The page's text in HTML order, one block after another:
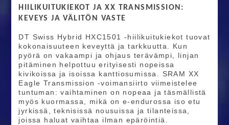
HIILIKUITUKIEKOT JA XX TRANSMISSION:
KEVEYS JA VÄLITÖN VASTE
DT Swiss Hybrid HXC1501 -hiilikuitukiekot tuovat
kokonaisuuteen keveyttä ja tarkkuutta. Kun
pyörä on vakaampi ja ohjaus terävämpi, linjan
pitäminen helpottuu erityisesti nopeissa
kivikoissa ja isoissa kanttiosumissa. SRAM XX
Eagle Transmission -voimansiirto viimeistelee
tuntuman: vaihtaminen on nopeaa ja täsmällistä
myös kuormassa, mikä on e-endurossa iso etu
jyrkissä, teknisissä nousuissa ja tilanteissa,
joissa haluat vaihtaa ilman epäröintiä.